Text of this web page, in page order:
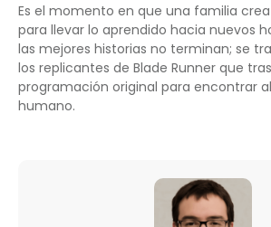
Es el momento en que una familia
para llevar lo aprendido hacia nuevos
las mejores historias no terminan; se
los replicantes de Blade Runner que
programación original para encontrar
humano.